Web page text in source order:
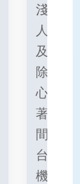
淺入深
人花式
及大繩
除了鍛
心肺功
著重培
間的默
台展現
機會代